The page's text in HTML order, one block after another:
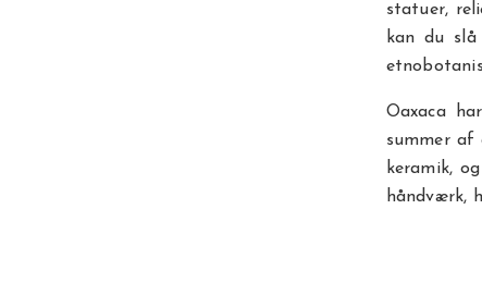
statuer,
kan du
Oaxaca
summer af
keramik,
håndværk,